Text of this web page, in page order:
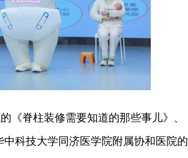
《脊柱装修需要知道的那些事儿》、
科技大学同济医学院附属协和医院的